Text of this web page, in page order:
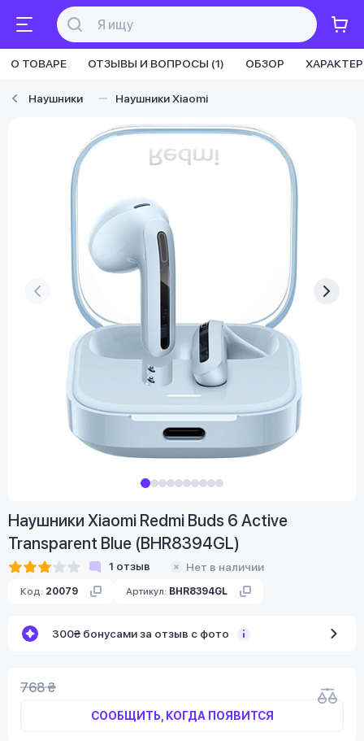
О ТОВАРЕ ОТЗЫВЫ И ВОПРОСЫ (1) ОБЗОР
Наушники Наушники Xiaomi
Наушники Xiaomi Redmi Buds 6 Active
Transparent Blue (BHR8394GL)
1 отзыв Нет в наличии
Код: 20079 Артикул: BHR8394GL
300₴ бонусами за отзыв с фото
768 ₴
СООБЩИТЬ, КОГДА ПОЯВИТСЯ